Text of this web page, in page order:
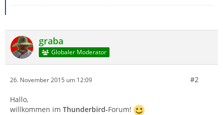
graba
Globaler Moderator
26. November 2015 um 12:09 #2
Hallo,
willkommen im Thunderbird-Forum!